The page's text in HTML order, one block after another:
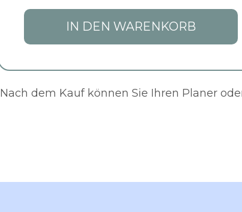
IN DEN WARENKORB
Nach dem Kauf können Sie Ihren Planer